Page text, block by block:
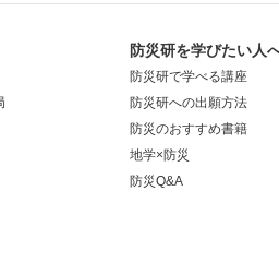
防災研を学びたい人
防災研で学べる講座
防災研への出願方法
防災のおすすめ書籍
地学×防災
防災Q&A